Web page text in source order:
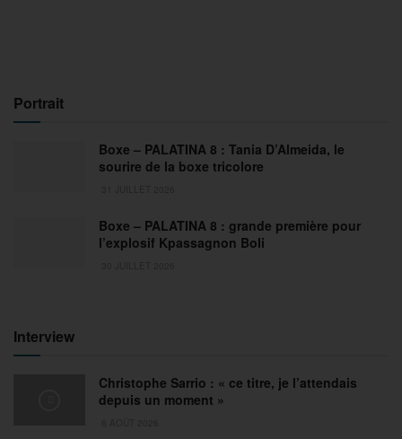
Portrait
Boxe – PALATINA 8 : Tania D’Almeida, le
sourire de la boxe tricolore
Boxe – PALATINA 8 : grande première pour
l’explosif Kpassagnon Boli
Interview
Christophe Sarrio : « ce titre, je l’attendais
depuis un moment »